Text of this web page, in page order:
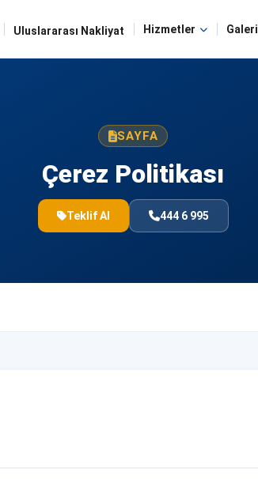
Uluslararası Nakliyat Hizmetler Galeri
SAYFA
Çerez Politikası
Teklif Al 444 6 995